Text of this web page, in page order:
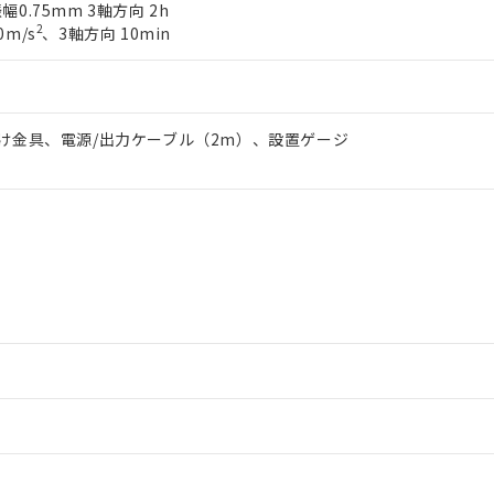
0.75mm 3軸方向 2h
s2、3軸方向 10min
金具、電源/出力ケーブル（2m）、設置ゲージ
点で非含有を証明するもので、過去に遡って非含有を証明するも
タル酸エステル類４物質の対応では、対応完了までの期間は出
への在庫切替を完了していることから、特段のことがない限り、